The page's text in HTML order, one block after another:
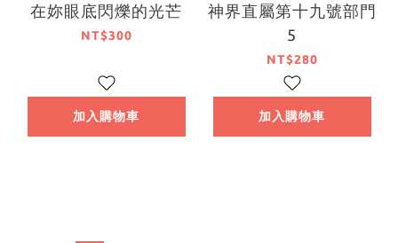
在妳眼底閃爍的光芒
NT$300
加入購物車
神界直屬第十九號部門
5
NT$280
加入購物車